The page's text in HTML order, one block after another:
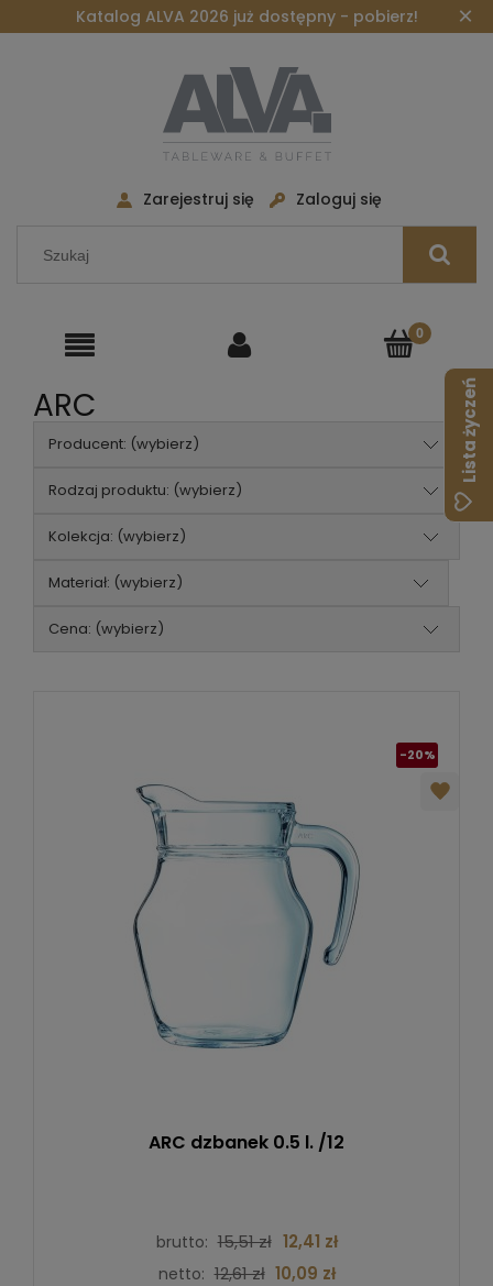
Katalog ALVA 2026 już dostępny - pobierz! ×
Zarejestruj się Zaloguj się
ARC
Producent: (wybierz)
Rodzaj produktu: (wybierz)
Kolekcja: (wybierz)
Materiał: (wybierz)
Cena: (wybierz)
-20%
ARC dzbanek 0.5 l. /12
brutto: 15,51 zł 12,41 zł
netto: 12,61 zł 10,09 zł
Lista życzeń